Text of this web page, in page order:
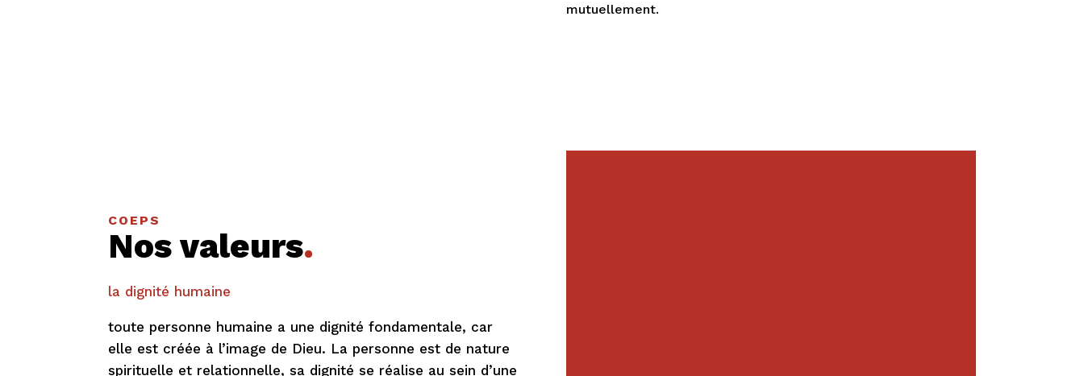
mutuellement.
COEPS
Nos valeurs.
la dignité humaine
toute personne humaine a une dignité fondamentale, car
elle est créée à l’image de Dieu. La personne est de nature
spirituelle et relationnelle, sa dignité se réalise au sein d’une